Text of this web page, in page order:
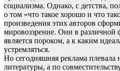
социализма. Однако, с детства,
о том «что такое хорошо и что
произведения этих авторов
мировоззрение. Они в различной
является пороком, а к каким
устремляться.
Но сегодняшняя реклама плевала
литературы, а по